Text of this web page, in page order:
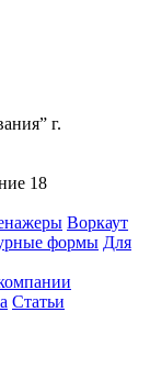
г.
18
Воркаут
формы Для
Статьи